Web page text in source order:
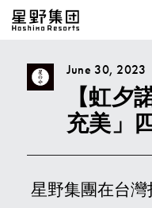
尋
體
June 30, 2023
【虹夕
充美」
星野集團在台